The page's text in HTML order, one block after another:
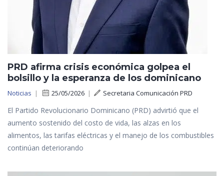
PRD afirma crisis económica golpea el
bolsillo y la esperanza de los dominicano
Noticias | 25/05/2026 | Secretaria Comunicación PRD
El Partido Revolucionario Dominicano (PRD) advirtió que el
aumento sostenido del costo de vida, las alzas en los
alimentos, las tarifas eléctricas y el manejo de los combustibles
continúan deteriorando